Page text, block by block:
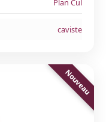
Plan Cul
caviste